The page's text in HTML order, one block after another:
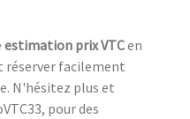
estimation prix VTCen
réserver facilement
N'hésitez plus et
pour des